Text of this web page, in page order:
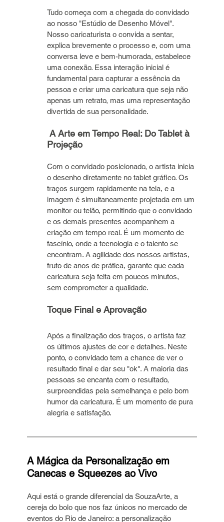
Tudo começa com a chegada do convidado
ao nosso "Estúdio de Desenho Móvel".
Nosso caricaturista o convida a sentar,
explica brevemente o processo e, com uma
conversa leve e bem-humorada, estabelece
uma conexão. Essa interação inicial é
fundamental para capturar a essência da
pessoa e criar uma caricatura que seja não
apenas um retrato, mas uma representação
divertida de sua personalidade.
Projeção
Com o convidado posicionado, o artista inicia
o desenho diretamente no tablet gráfico. Os
traços surgem rapidamente na tela, e a
imagem é simultaneamente projetada em um
monitor ou telão, permitindo que o convidado
e os demais presentes acompanhem a
criação em tempo real. É um momento de
fascínio, onde a tecnologia e o talento se
encontram. A agilidade dos nossos artistas,
fruto de anos de prática, garante que cada
caricatura seja feita em poucos minutos,
sem comprometer a qualidade.
Toque Final e Aprovação
Após a finalização dos traços, o artista faz
os últimos ajustes de cor e detalhes. Neste
ponto, o convidado tem a chance de ver o
resultado final e dar seu "ok". A maioria das
pessoas se encanta com o resultado,
surpreendidas pela semelhança e pelo bom
humor da caricatura. É um momento de pura
alegria e satisfação.
A Mágica da Personalização em
Canecas e Squeezes ao Vivo
Aqui está o grande diferencial da SouzaArte, a
cereja do bolo que nos faz únicos no mercado de
eventos do Rio de Janeiro: a personalização